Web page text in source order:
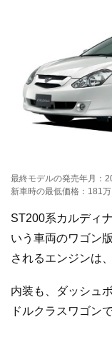
最終モデルの発売年月：
新車時の最低価格：181万
ST200系カルディ
いう車両のワゴン
されるエンジンは
内装も、ダッシュ
ドルクラスワゴン